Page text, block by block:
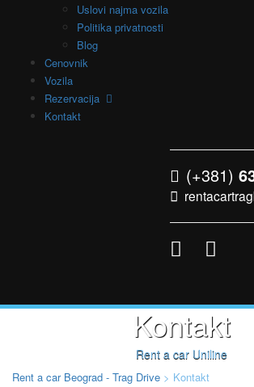
Uslovi najma vozila
Politika privatnosti
Blog
Cenovnik
Vozila
Rezervacija
Kontakt
(+381)
Kontakt
Rent a car Uniline
Rent a car Beograd - Trag Drive > Kontakt